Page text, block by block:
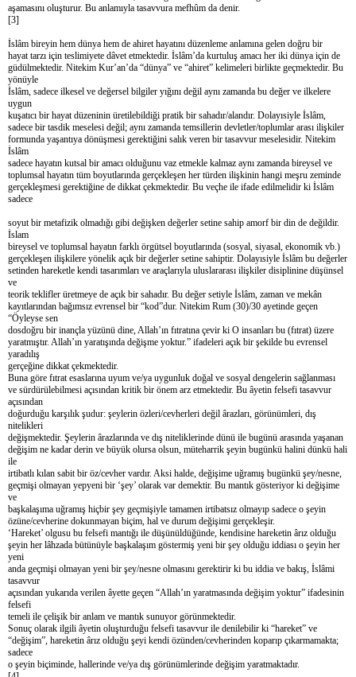
aşamasını oluşturur. Bu anlamıyla tasavvura mefhûm da denir.
[3]
İslâm bireyin hem dünya hem de ahiret hayatını düzenleme anlamına gelen doğru bir
hayat tarzı için teslimiyete dâvet etmektedir. İslâm’da kurtuluş amacı her iki dünya için de
güdülmektedir. Nitekim Kur’an’da “dünya” ve “ahiret” kelimeleri birlikte geçmektedir. Bu
yönüyle
İslâm, sadece ilkesel ve değersel bilgiler yığını değil aynı zamanda bu değer ve ilkelere
uygun
kuşatıcı bir hayat düzeninin üretilebildiği pratik bir sahadır/alandır. Dolayısiyle İslâm,
sadece bir tasdik meselesi değil; aynı zamanda temsillerin devletler/toplumlar arası ilişkiler
formunda yaşantıya dönüşmesi gerektiğini salık veren bir tasavvur meselesidir. Nitekim
İslâm
sadece hayatın kutsal bir amacı olduğunu vaz etmekle kalmaz aynı zamanda bireysel ve
toplumsal hayatın tüm boyutlarında gerçekleşen her türden ilişkinin hangi meşru zeminde
gerçekleşmesi gerektiğine de dikkat çekmektedir. Bu veçhe ile ifade edilmelidir ki İslâm
sadece
soyut bir metafizik olmadığı gibi değişken değerler setine sahip amorf bir din de değildir.
İslam
bireysel ve toplumsal hayatın farklı örgütsel boyutlarında (sosyal, siyasal, ekonomik vb.)
gerçekleşen ilişkilere yönelik açık bir değerler setine sahiptir. Dolayısiyle İslâm bu değerler
setinden hareketle kendi tasarımları ve araçlarıyla uluslararası ilişkiler disiplinine düşünsel
ve
teorik teklifler üretmeye de açık bir sahadır. Bu değer setiyle İslâm, zaman ve mekân
kayıtlarından bağımsız evrensel bir “kod”dur. Nitekim Rum (30)/30 ayetinde geçen
“Öyleyse sen
dosdoğru bir inançla yüzünü dine, Allah’ın fıtratına çevir ki O insanları bu (fıtrat) üzere
yaratmıştır. Allah’ın yaratışında değişme yoktur.” ifadeleri açık bir şekilde bu evrensel
yaradılış
gerçeğine dikkat çekmektedir.
Buna göre fıtrat esaslarına uyum ve/ya uygunluk doğal ve sosyal dengelerin sağlanması
ve sürdürülebilmesi açısından kritik bir önem arz etmektedir. Bu âyetin felsefi tasavvur
açısından
doğurduğu karşılık şudur: şeylerin özleri/cevherleri değil ârazları, görünümleri, dış
nitelikleri
değişmektedir. Şeylerin ârazlarında ve dış niteliklerinde dünü ile bugünü arasında yaşanan
değişim ne kadar derin ve büyük olursa olsun, müteharrik şeyin bugünkü halini dünkü hali
ile
irtibatlı kılan sabit bir öz/cevher vardır. Aksi halde, değişime uğramış bugünkü şey/nesne,
geçmişi olmayan yepyeni bir ‘şey’ olarak var demektir. Bu mantık gösteriyor ki değişime
ve
başkalaşıma uğramış hiçbir şey geçmişiyle tamamen irtibatsız olmayıp sadece o şeyin
özüne/cevherine dokunmayan biçim, hal ve durum değişimi gerçekleşir.
‘Hareket’ olgusu bu felsefi mantığı ile düşünüldüğünde, kendisine hareketin ârız olduğu
şeyin her lâhzada bütünüyle başkalaşım göstermiş yeni bir şey olduğu iddiası o şeyin her
yeni
anda geçmişi olmayan yeni bir şey/nesne olmasını gerektirir ki bu iddia ve bakış, İslâmi
tasavvur
açısından yukarıda verilen âyette geçen “Allah’ın yaratmasında değişim yoktur” ifadesinin
felsefi
temeli ile çelişik bir anlam ve mantık sunuyor görünmektedir.
Sonuç olarak ilgili âyetin oluşturduğu felsefi tasavvur ile denilebilir ki “hareket” ve
“değişim”, hareketin ârız olduğu şeyi kendi özünden/cevherinden koparıp çıkarmamakta;
sadece
o şeyin biçiminde, hallerinde ve/ya dış görünümlerinde değişim yaratmaktadır.